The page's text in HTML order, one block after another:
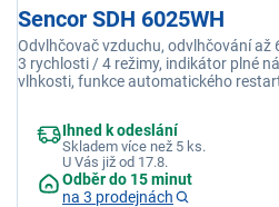
Sencor SDH 6025WH
Odvlhčovač vzduchu, odvlhčování až
3 rychlosti / 4 režimy, indikátor plné
vlhkosti, funkce automatického
Ihned k odeslání
Skladem více než 5 ks.
U Vás již od 17.8.
Odběr do 15 minut
na 3 prodejnách